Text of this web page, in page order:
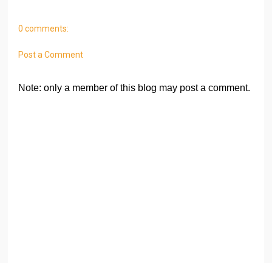
0 comments:
Post a Comment
Note: only a member of this blog may post a comment.